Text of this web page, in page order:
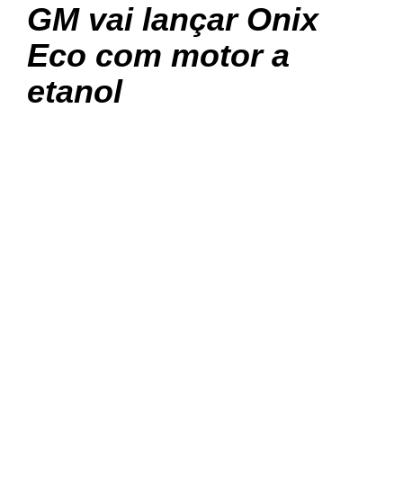
GM vai lançar Onix
Eco com motor a
etanol